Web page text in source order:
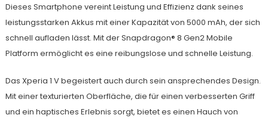
Dieses Smartphone vereint Leistung und Effizienz dank seines
leistungsstarken Akkus mit einer Kapazität von 5000 mAh, der sich
schnell aufladen lässt. Mit der Snapdragon® 8 Gen2 Mobile
Platform ermöglicht es eine reibungslose und schnelle Leistung.
Das Xperia 1 V begeistert auch durch sein ansprechendes Design.
Mit einer texturierten Oberfläche, die für einen verbesserten Griff
und ein haptisches Erlebnis sorgt, bietet es einen Hauch von